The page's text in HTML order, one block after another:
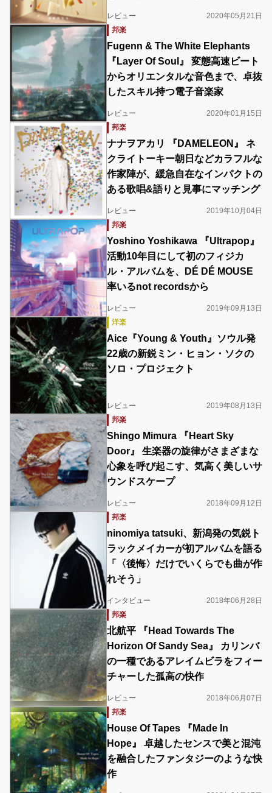
レビュー
2020年05月21日
邦楽
Fugenn & The White Elephants
『Layer Of Soul』 変態高速ビート
からオリエンタルな音色まで、卓抜
したスキル持つ電子音楽家
レビュー
2020年01月15日
邦楽
ナナヲアカリ 『DAMELEON』 ネ
クライトーキー朝日などカラフルな
作家陣が、緩急自在なインパクトの
ある歌唱&語りと見事にマッチング
レビュー
2019年10月04日
邦楽
Yoshino Yoshikawa 『Ultrapop』
活動10年目にして初のフィジカ
ル・アルバムを、DÉ DÉ MOUSE
率いるnot recordsから
レビュー
2019年09月13日
洋楽
Aice『Young & Youth』ソウル発
22歳の新鋭ミン・ヒョン・ソクの
ソロ・プロジェクト
レビュー
2019年08月13日
邦楽
Shingo Mimura 『Heart Sky
Door』 生楽器の旋律がさまざまな
心象を呼び起こす、気高く美しいサ
ウンドスケープ
レビュー
2018年09月12日
邦楽
ninomiya tatsuki、新潟発の気鋭ト
ラックメイカーが初アルバムを語る
「〈後悔〉だけでいくらでも曲が作
れそう」
インタビュー
2018年06月28日
邦楽
北航平 『Head Towards The
Horizon Of Sandy Sea』 カリンバ
の一種であるアレイムビラをフィー
チャーした孤高の快作
レビュー
2018年06月07日
邦楽
House Of Tapes 『Made In
Hope』 卓越したセンスで美と混沌
を融合したファンタジーのような快
作